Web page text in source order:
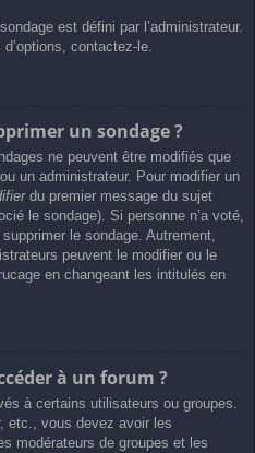
est défini par l’administrateur.
contactez-le.
un sondage ?
ne peuvent être modifiés que
un administrateur. Pour modifier un
du premier message du sujet
le sondage). Si personne n’a voté,
le sondage. Autrement,
peuvent le modifier ou le
en changeant les intitulés en
à un forum ?
à certains utilisateurs ou groupes.
etc., vous devez avoir les
modérateurs de groupes et les